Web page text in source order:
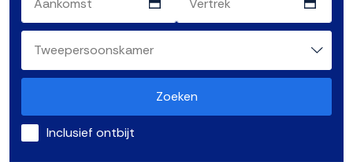
Zoeken
Inclusief ontbijt